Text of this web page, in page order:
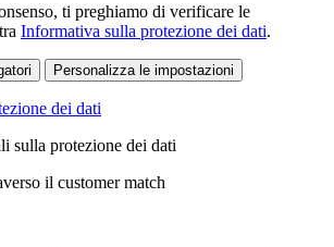
ti preghiamo di verificare le
Informativa sulla protezione dei dati.
Personalizza le impostazioni
dei dati
sulla protezione dei dati
il customer match